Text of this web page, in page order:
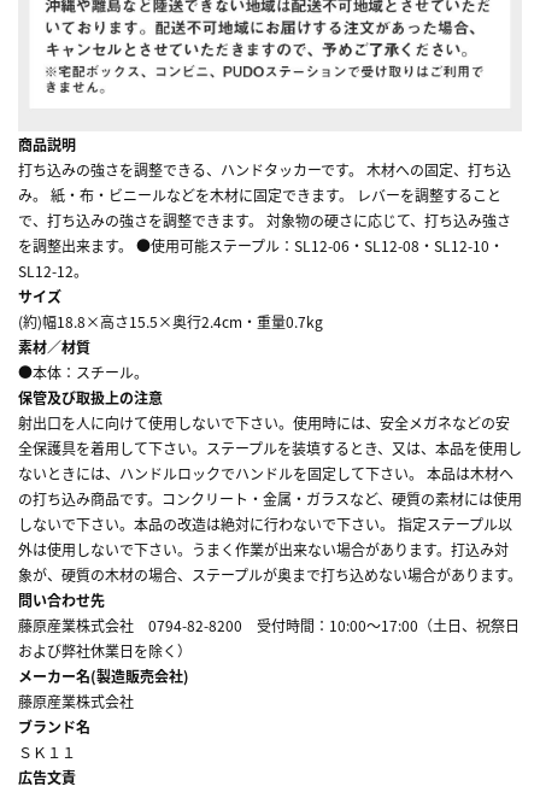
商品説明
打ち込みの強さを調整できる、ハンドタッカーです。 木材への固定、打ち込
み。 紙・布・ビニールなどを木材に固定できます。 レバーを調整すること
で、打ち込みの強さを調整できます。 対象物の硬さに応じて、打ち込み強さ
を調整出来ます。 ●使用可能ステープル：SL12-06・SL12-08・SL12-10・
SL12-12。
サイズ
(約)幅18.8×高さ15.5×奥行2.4cm・重量0.7kg
素材／材質
●本体：スチール。
保管及び取扱上の注意
射出口を人に向けて使用しないで下さい。使用時には、安全メガネなどの安
全保護具を着用して下さい。ステープルを装填するとき、又は、本品を使用し
ないときには、ハンドルロックでハンドルを固定して下さい。 本品は木材へ
の打ち込み商品です。コンクリート・金属・ガラスなど、硬質の素材には使用
しないで下さい。本品の改造は絶対に行わないで下さい。 指定ステープル以
外は使用しないで下さい。うまく作業が出来ない場合があります。打込み対
象が、硬質の木材の場合、ステープルが奥まで打ち込めない場合があります。
問い合わせ先
藤原産業株式会社 0794-82-8200 受付時間：10:00～17:00（土日、祝祭日
および弊社休業日を除く）
メーカー名(製造販売会社)
藤原産業株式会社
ブランド名
ＳＫ１１
広告文責